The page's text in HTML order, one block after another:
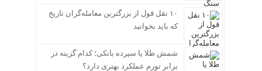
۱۰ نقل قول از بزرگترین معامله‌گران تاریخ
که باید بخوانید
شمش طلا یا سپرده بانکی؛ کدام گزینه در
برابر تورم عملکرد بهتری دارد؟